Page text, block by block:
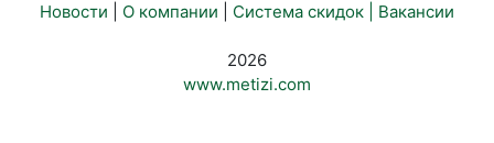
Новости
О компании Система скидок | Вакансии
2026
www.metizi.com